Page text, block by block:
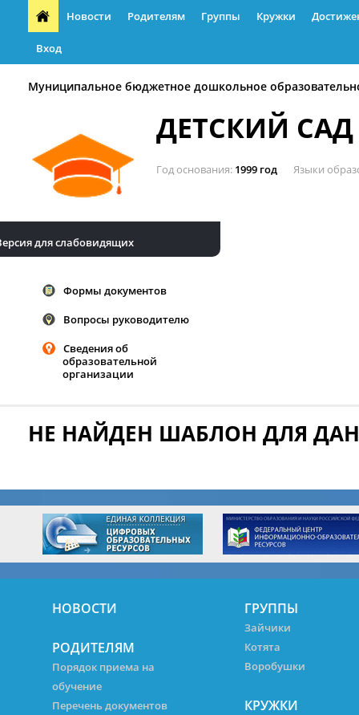
Новости Родителям Группы Кружки
Вход
Муниципальное бюджетное дошкольное
ДЕТСКИЙ
Год основания 1999 год Языки
для слабовидящих
Формы документов
Вопросы руководителю
Сведения об
образовательной
организации
НЕ НАЙДЕН ШАБЛОН ДЛЯ
НОВОСТИ
РОДИТЕЛЯМ
Порядок приема на
обучение
Перечень документов
ГРУППЫ
Зайчики
Котята
Воробушки
КРУЖКИ